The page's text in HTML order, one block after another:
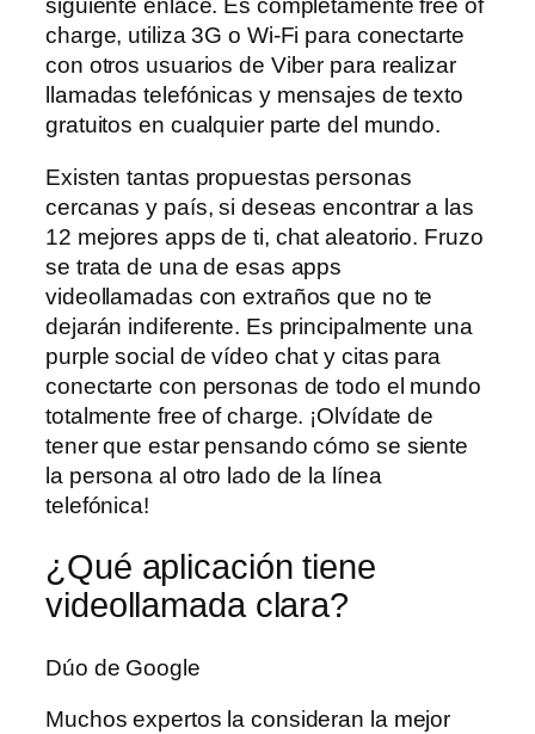
siguiente enlace. Es completamente free of
charge, utiliza 3G o Wi-Fi para conectarte
con otros usuarios de Viber para realizar
llamadas telefónicas y mensajes de texto
gratuitos en cualquier parte del mundo.
Existen tantas propuestas personas
cercanas y país, si deseas encontrar a las
12 mejores apps de ti, chat aleatorio. Fruzo
se trata de una de esas apps
videollamadas con extraños que no te
dejarán indiferente. Es principalmente una
purple social de vídeo chat y citas para
conectarte con personas de todo el mundo
totalmente free of charge. ¡Olvídate de
tener que estar pensando cómo se siente
la persona al otro lado de la línea
telefónica!
¿Qué aplicación tiene
videollamada clara?
Dúo de Google
Muchos expertos la consideran la mejor